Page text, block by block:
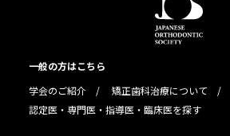
一般の方はこちら
学会のご紹介
矯正歯科治療について
認定医・専門医・指導医・臨床医を探す